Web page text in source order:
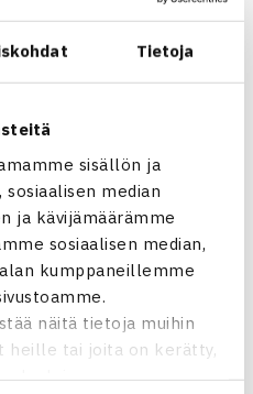
Tietoja
sisällön ja
median
ja kävijämäärämme
sosiaalisen median,
kumppaneillemme
näitä tietoja muihin
heille tai joita on kerätty,
Denise Muresan USA